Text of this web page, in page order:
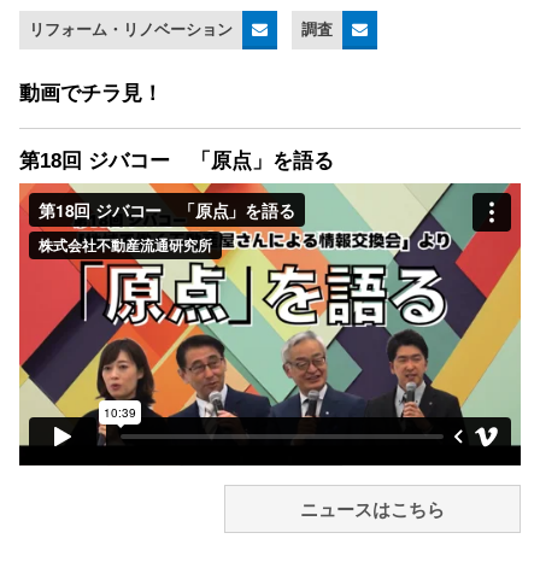
リフォーム・リノベーション 調査
動画でチラ見！
第18回 ジバコー 「原点」を語る
ニュースはこちら